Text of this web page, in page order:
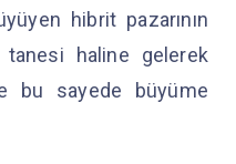
hibrit pazarının
haline gelerek
bu sayede büyüme